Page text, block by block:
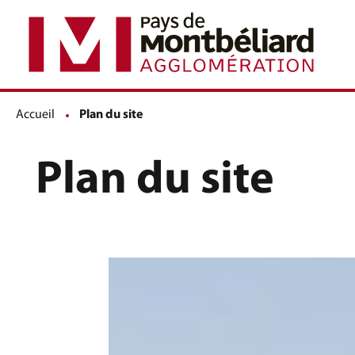
Accueil Page active :
Plan du site
Plan du site